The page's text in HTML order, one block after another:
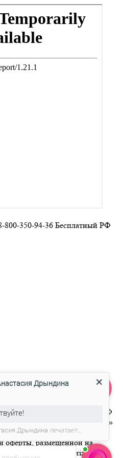
800-350-94-36 Бесплатный РФ
800-350-94-36 Бесплатный РФ
«Признание»
свою деятельность на
оферты, размещенной на
по адресу artpriznanie.ru
Дрындина
Дрындина печатает...